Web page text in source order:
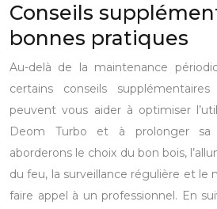
Conseils
bonnes pratiques
Au-delà de la maintenance
certains conseils
peuvent vous aider à optimiser
Deom Turbo et à prolonger
aborderons le choix du bon bois,
du feu, la surveillance régulière et
faire appel à un professionnel. En